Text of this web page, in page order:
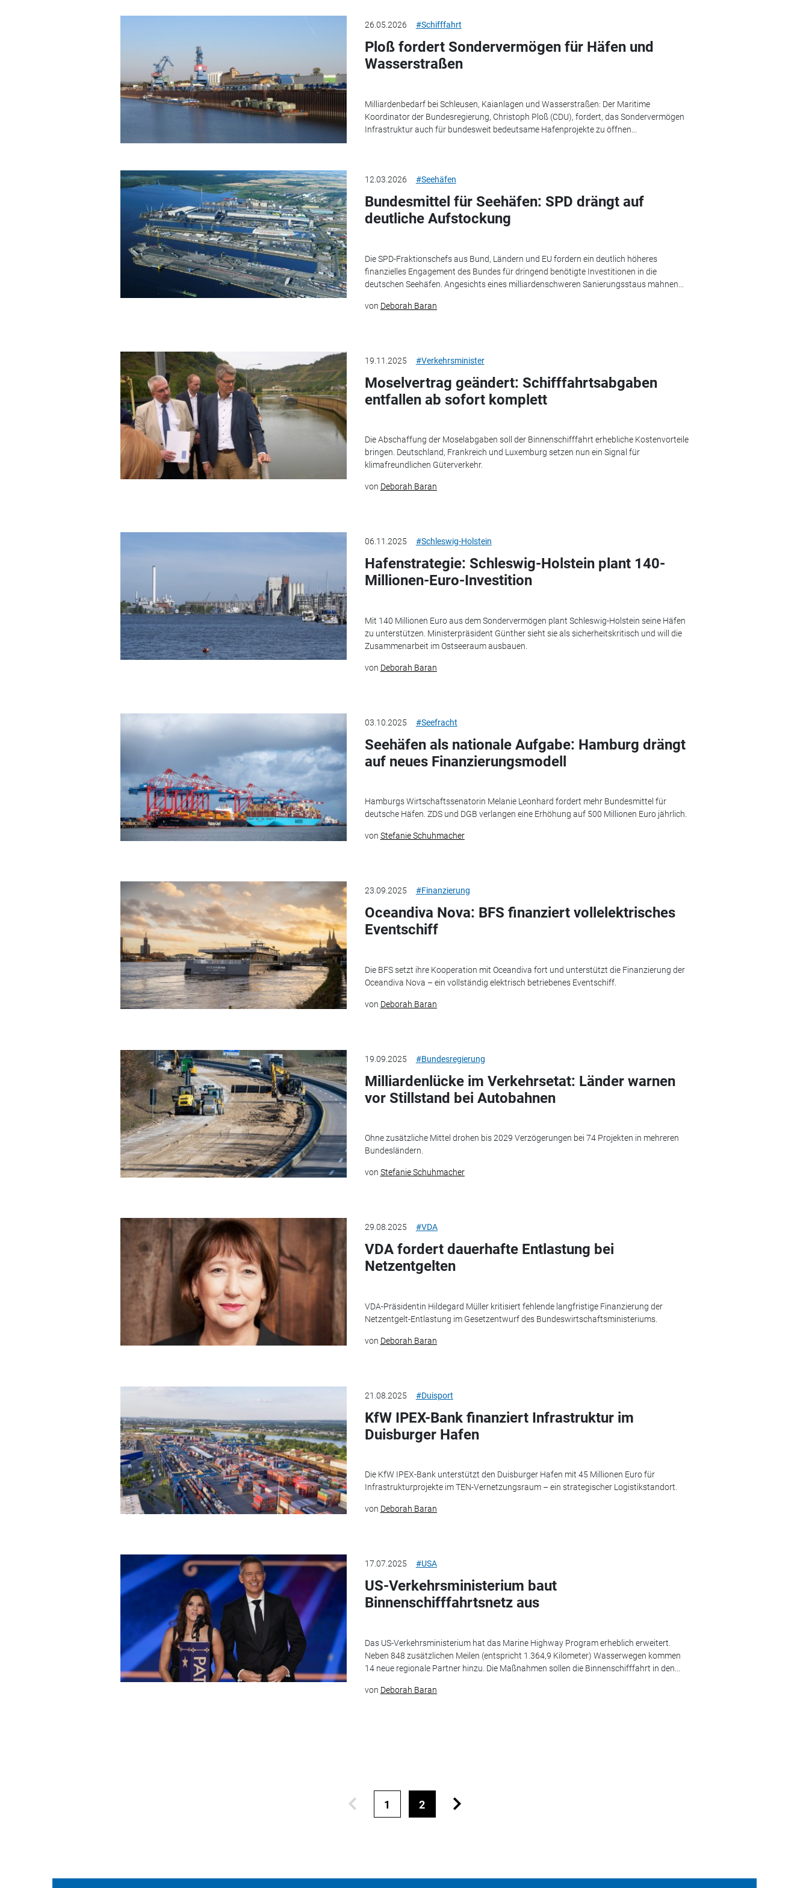
26.05.2026 #Schifffahrt
Ploß fordert Sondervermögen für Häfen und
Wasserstraßen
Milliardenbedarf bei Schleusen, Kaianlagen und Wasserstraßen: Der Maritime
Koordinator der Bundesregierung, Christoph Ploß (CDU), fordert, das Sondervermögen
Infrastruktur auch für bundesweit bedeutsame Hafenprojekte zu öffnen...
12.03.2026 #Seehäfen
Bundesmittel für Seehäfen: SPD drängt auf
deutliche Aufstockung
Die SPD-Fraktionschefs aus Bund, Ländern und EU fordern ein deutlich höheres
finanzielles Engagement des Bundes für dringend benötigte Investitionen in die
deutschen Seehäfen. Angesichts eines milliardenschweren Sanierungsstaus mahnen...
von Deborah Baran
19.11.2025 #Verkehrsminister
Moselvertrag geändert: Schifffahrtsabgaben
entfallen ab sofort komplett
Die Abschaffung der Moselabgaben soll der Binnenschifffahrt erhebliche Kostenvorteile
bringen. Deutschland, Frankreich und Luxemburg setzen nun ein Signal für
klimafreundlichen Güterverkehr.
von Deborah Baran
06.11.2025 #Schleswig-Holstein
Hafenstrategie: Schleswig-Holstein plant 140-
Millionen-Euro-Investition
Mit 140 Millionen Euro aus dem Sondervermögen plant Schleswig-Holstein seine Häfen
zu unterstützen. Ministerpräsident Günther sieht sie als sicherheitskritisch und will die
Zusammenarbeit im Ostseeraum ausbauen.
von Deborah Baran
03.10.2025 #Seefracht
Seehäfen als nationale Aufgabe: Hamburg drängt
auf neues Finanzierungsmodell
Hamburgs Wirtschaftssenatorin Melanie Leonhard fordert mehr Bundesmittel für
deutsche Häfen. ZDS und DGB verlangen eine Erhöhung auf 500 Millionen Euro jährlich.
von Stefanie Schuhmacher
23.09.2025 #Finanzierung
Oceandiva Nova: BFS finanziert vollelektrisches
Eventschiff
Die BFS setzt ihre Kooperation mit Oceandiva fort und unterstützt die Finanzierung der
Oceandiva Nova – ein vollständig elektrisch betriebenes Eventschiff.
von Deborah Baran
19.09.2025 #Bundesregierung
Milliardenlücke im Verkehrsetat: Länder warnen
vor Stillstand bei Autobahnen
Ohne zusätzliche Mittel drohen bis 2029 Verzögerungen bei 74 Projekten in mehreren
Bundesländern.
von Stefanie Schuhmacher
29.08.2025 #VDA
VDA fordert dauerhafte Entlastung bei
Netzentgelten
VDA-Präsidentin Hildegard Müller kritisiert fehlende langfristige Finanzierung der
Netzentgelt-Entlastung im Gesetzentwurf des Bundeswirtschaftsministeriums.
von Deborah Baran
21.08.2025 #Duisport
KfW IPEX-Bank finanziert Infrastruktur im
Duisburger Hafen
Die KfW IPEX-Bank unterstützt den Duisburger Hafen mit 45 Millionen Euro für
Infrastrukturprojekte im TEN-Vernetzungsraum – ein strategischer Logistikstandort.
von Deborah Baran
17.07.2025 #USA
US-Verkehrsministerium baut
Binnenschifffahrtsnetz aus
Das US-Verkehrsministerium hat das Marine Highway Program erheblich erweitert.
Neben 848 zusätzlichen Meilen (entspricht 1.364,9 Kilometer) Wasserwegen kommen
14 neue regionale Partner hinzu. Die Maßnahmen sollen die Binnenschifffahrt in den...
von Deborah Baran
1 2